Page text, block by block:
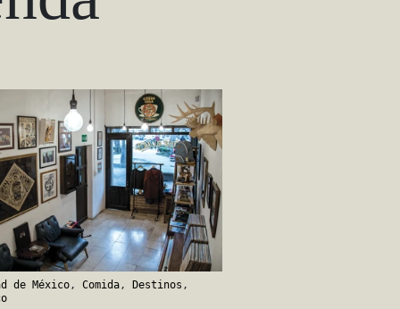
de México, Comida, Destinos ,